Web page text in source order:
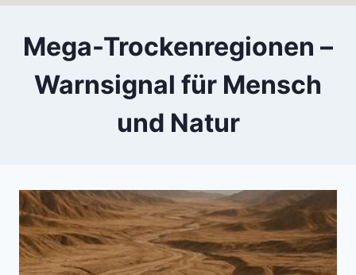
Mega-Trockenregionen –
Warnsignal für Mensch
und Natur